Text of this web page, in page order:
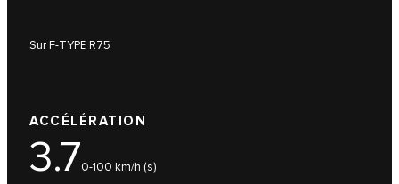
Sur F-TYPE R75
ACCÉLÉRATION
3.70-100 km/h (s)